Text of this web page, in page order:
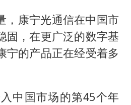
，康宁光通信在中国市
固，在更广泛的数字基
宁的产品正在经受着多
中国市场的第45个年